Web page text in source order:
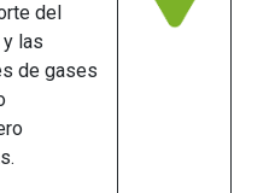
del
las
de gases